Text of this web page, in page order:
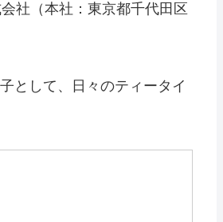
社（本社：東京都千代田区
として、日々のティータイ